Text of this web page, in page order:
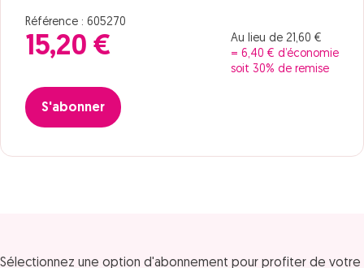
Référence : 605270
15,20 €
Au lieu de 21,60 €
= 6,40 € d’économie
soit 30% de remise
S'abonner
Sélectionnez une option d'abonnement pour profiter de votre